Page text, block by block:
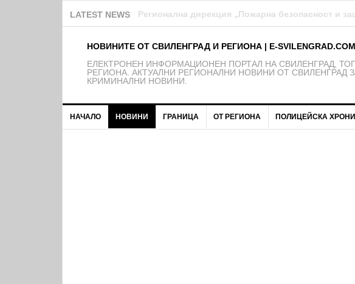
LATEST NEWS Над 150 деца от школата на ФК Свиленград –
НОВИНИТЕ ОТ СВИЛЕНГРАД И РЕГИОНА | E-SVILENGRAD.COM
EЛЕКТРОНЕН ИНФОРМАЦИОНЕН ПОРТАЛ НА СВИЛЕНГРАД,
РЕГИОНА. АКТУАЛНИ РЕГИОНАЛНИ НОВИНИ ОТ СВИЛЕНГРАД
КРИМИНАЛНИ НОВИНИ.
НАЧАЛО НОВИНИ ГРАНИЦА ОТ РЕГИОНА ПОЛИЦЕЙСКА